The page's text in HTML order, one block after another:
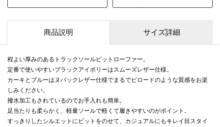
商品説明 サイズ詳細
程よい厚みのあるトラックソールビットローファー。
定番で使いやすいブラックアイボリーはスムーズレザー仕様。
カーキとブルーはヌバックレザー仕様でまるでビロードのような質感をお楽
しみください。
撥水加工もされているのでお手入れも簡単。
足当たりも柔らかく、軽量ソールで軽くて履きやすいのがポイント。
すっきりしたシルエットにビットをのせて、カジュアルにもキレイ目スタイ